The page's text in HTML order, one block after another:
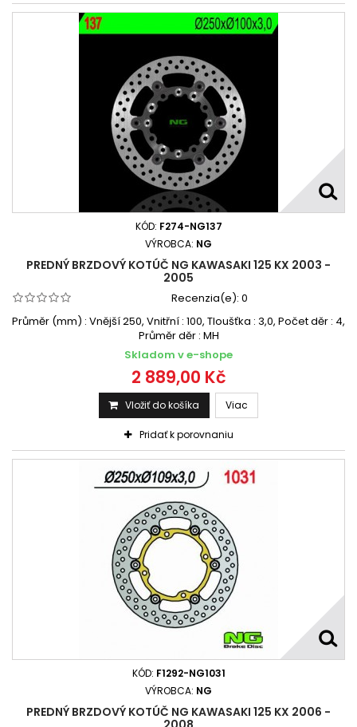
KÓD: F274-NG137
VÝROBCA: NG
PREDNÝ BRZDOVÝ KOTÚČ NG KAWASAKI 125 KX 2003 -
2005
Recenzia(e): 0
Průměr (mm) : Vnější 250, Vnitřní : 100, Tloušťka : 3,0, Počet děr : 4,
Průměr děr : MH
Skladom v e-shope
2 889,00 Kč
Vložiť do košíka Viac
Pridať k porovnaniu
KÓD: F1292-NG1031
VÝROBCA: NG
PREDNÝ BRZDOVÝ KOTÚČ NG KAWASAKI 125 KX 2006 -